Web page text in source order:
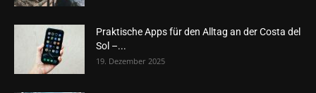
Praktische Apps für den Alltag an der Costa del
Sol –...
19. Dezember 2025